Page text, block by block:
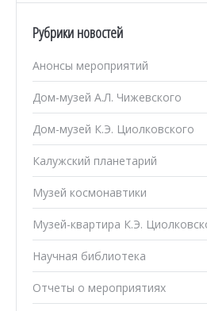
Рубрики новостей
Анонсы мероприятий
Дом-музей А.Л. Чижевского
Дом-музей К.Э. Циолковского
Калужский планетарий
Музей космонавтики
Музей-квартира К.Э.
Научная библиотека
Отчеты о мероприятиях